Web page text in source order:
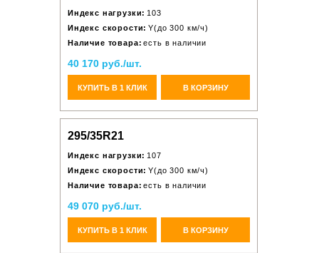
Индекс нагрузки: 103
Индекс скорости: Y(до 300 км/ч)
Наличие товара: есть в наличии
40 170 руб./шт.
КУПИТЬ В 1 КЛИК В КОРЗИНУ
295/35R21
Индекс нагрузки: 107
Индекс скорости: Y(до 300 км/ч)
Наличие товара: есть в наличии
49 070 руб./шт.
КУПИТЬ В 1 КЛИК В КОРЗИНУ